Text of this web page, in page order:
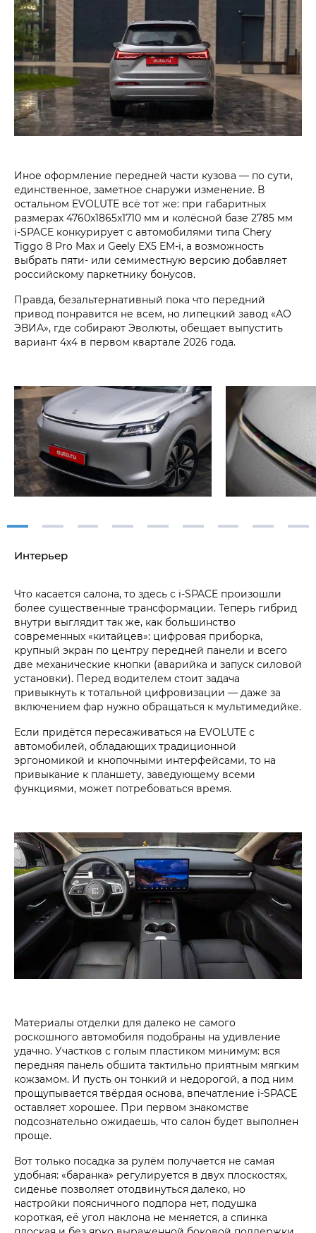
Иное оформление передней части кузова — по сути,
единственное, заметное снаружи изменение. В
остальном EVOLUTE всё тот же: при габаритных
размерах 4760x1865x1710 мм и колёсной базе 2785 мм
i‑SPACE конкурирует с автомобилями типа Chery
Tiggo 8 Pro Max и Geely EX5 EM-i, а возможность
выбрать пяти- или семиместную версию добавляет
российскому паркетнику бонусов.
Правда, безальтернативный пока что передний
привод понравится не всем, но липецкий завод «АО
ЭВИА», где собирают Эволюты, обещает выпустить
вариант 4х4 в первом квартале 2026 года.
Интерьер
Что касается салона, то здесь с i‑SPACE произошли
более существенные трансформации. Теперь гибрид
внутри выглядит так же, как большинство
современных «китайцев»: цифровая приборка,
крупный экран по центру передней панели и всего
две механические кнопки (аварийка и запуск силовой
установки). Перед водителем стоит задача
привыкнуть к тотальной цифровизации — даже за
включением фар нужно обращаться к мультимедийке.
Если придётся пересаживаться на EVOLUTE с
автомобилей, обладающих традиционной
эргономикой и кнопочными интерфейсами, то на
привыкание к планшету, заведующему всеми
функциями, может потребоваться время.
Материалы отделки для далеко не самого
роскошного автомобиля подобраны на удивление
удачно. Участков с голым пластиком минимум: вся
передняя панель обшита тактильно приятным мягким
кожзамом. И пусть он тонкий и недорогой, а под ним
прощупывается твёрдая основа, впечатление i‑SPACE
оставляет хорошее. При первом знакомстве
подсознательно ожидаешь, что салон будет выполнен
проще.
Вот только посадка за рулём получается не самая
удобная: «баранка» регулируется в двух плоскостях,
сиденье позволяет отодвинуться далеко, но
настройки поясничного подпора нет, подушка
короткая, её угол наклона не меняется, а спинка